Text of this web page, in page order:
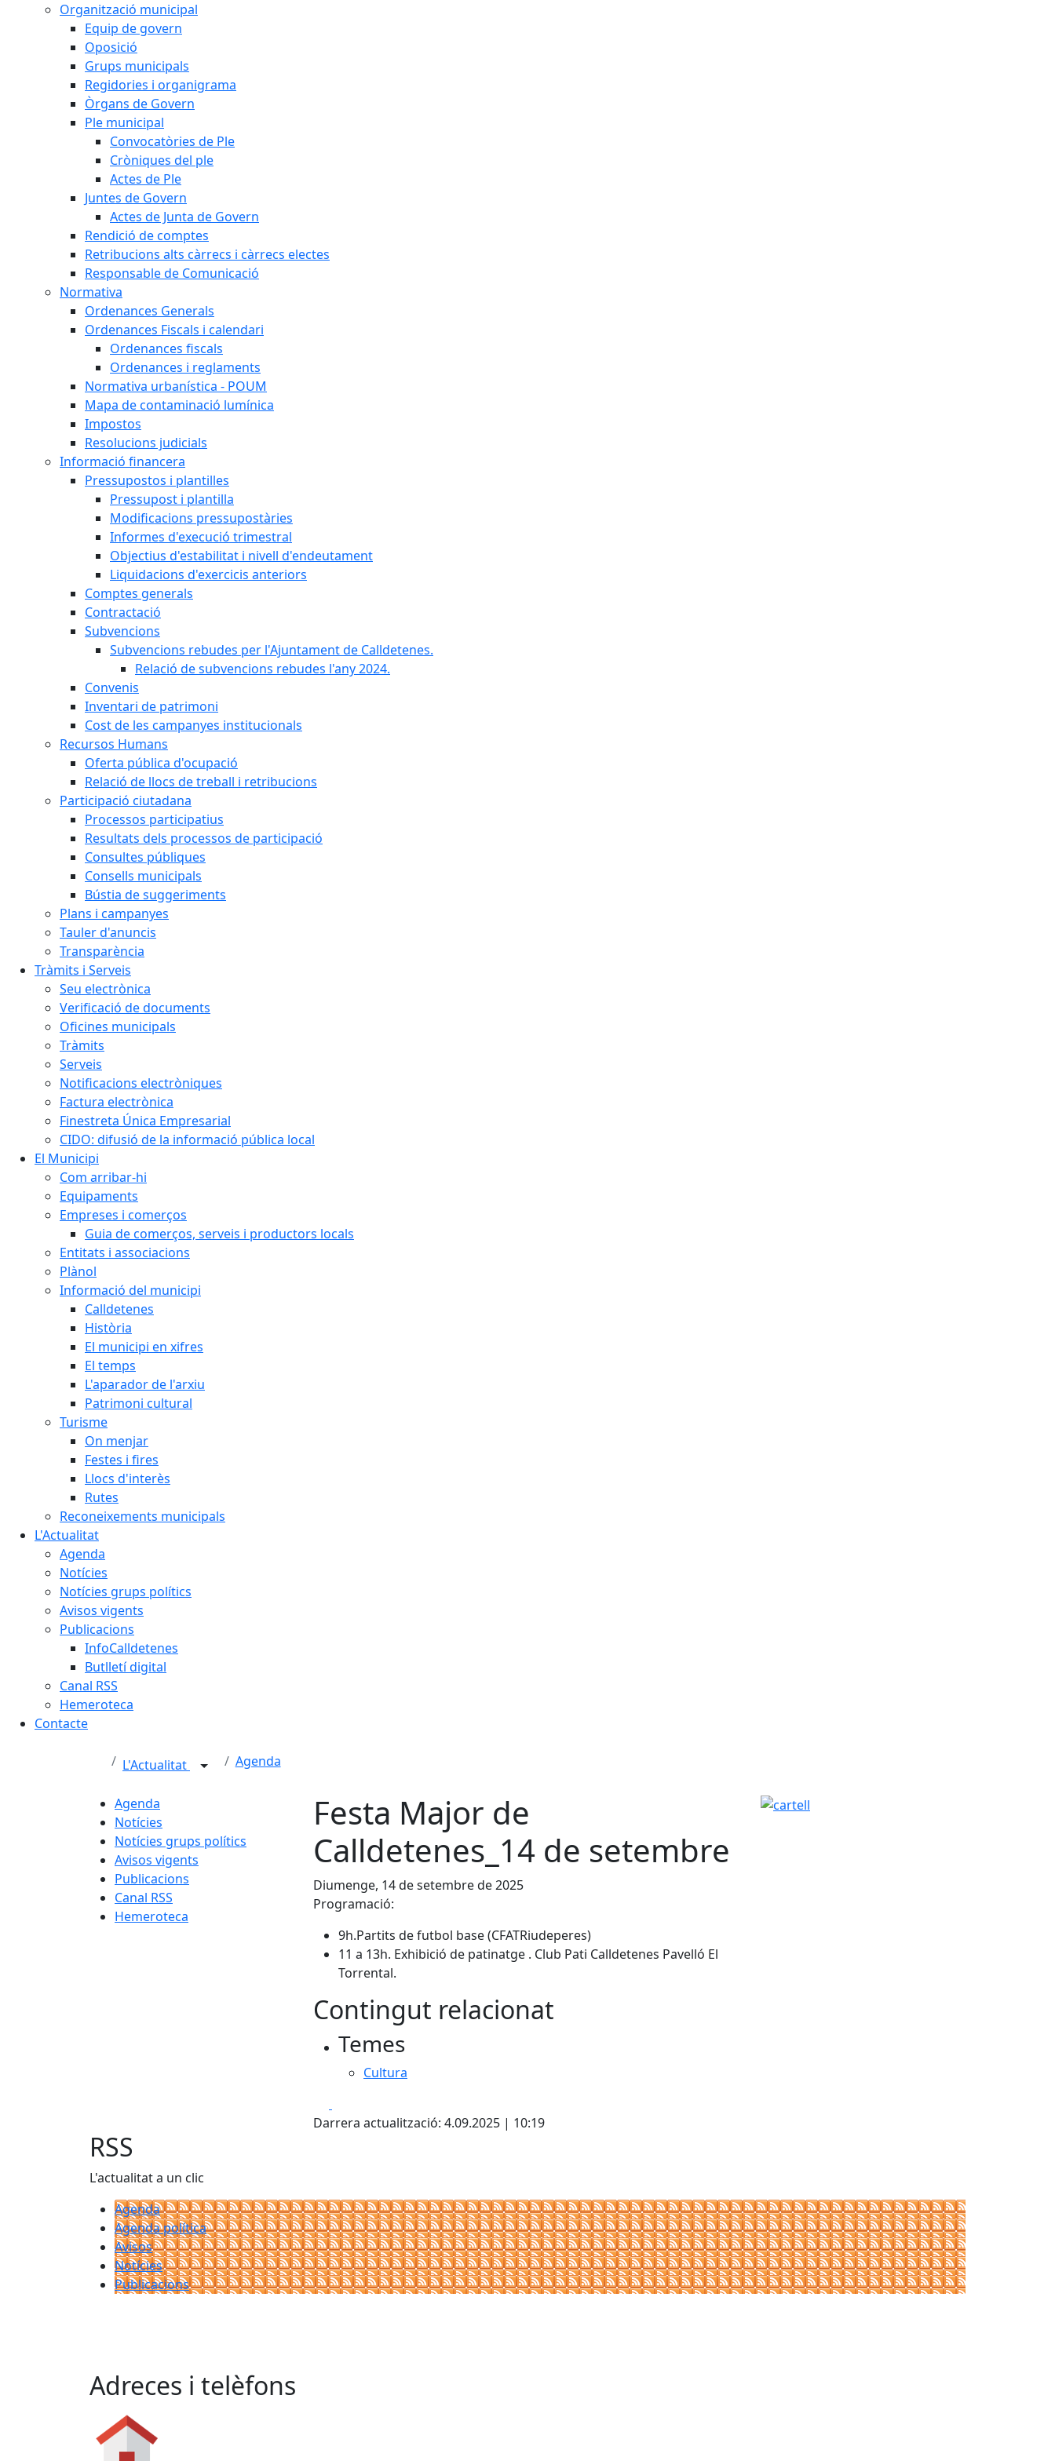
Organització municipal
Equip de govern
Oposició
Grups municipals
Regidories i organigrama
Òrgans de Govern
Ple municipal
Convocatòries de Ple
Cròniques del ple
Actes de Ple
Juntes de Govern
Actes de Junta de Govern
Rendició de comptes
Retribucions alts càrrecs i càrrecs electes
Responsable de Comunicació
Normativa
Ordenances Generals
Ordenances Fiscals i calendari
Ordenances fiscals
Ordenances i reglaments
Normativa urbanística - POUM
Mapa de contaminació lumínica
Impostos
Resolucions judicials
Informació financera
Pressupostos i plantilles
Pressupost i plantilla
Modificacions pressupostàries
Informes d'execució trimestral
Objectius d'estabilitat i nivell d'endeutament
Liquidacions d'exercicis anteriors
Comptes generals
Contractació
Subvencions
Subvencions rebudes per l'Ajuntament de Calldetenes.
Relació de subvencions rebudes l'any 2024.
Convenis
Inventari de patrimoni
Cost de les campanyes institucionals
Recursos Humans
Oferta pública d'ocupació
Relació de llocs de treball i retribucions
Participació ciutadana
Processos participatius
Resultats dels processos de participació
Consultes públiques
Consells municipals
Bústia de suggeriments
Plans i campanyes
Tauler d'anuncis
Transparència
Tràmits i Serveis
Seu electrònica
Verificació de documents
Oficines municipals
Tràmits
Serveis
Notificacions electròniques
Factura electrònica
Finestreta Única Empresarial
CIDO: difusió de la informació pública local
El Municipi
Com arribar-hi
Equipaments
Empreses i comerços
Guia de comerços, serveis i productors locals
Entitats i associacions
Plànol
Informació del municipi
Calldetenes
Història
El municipi en xifres
El temps
L'aparador de l'arxiu
Patrimoni cultural
Turisme
On menjar
Festes i fires
Llocs d'interès
Rutes
Reconeixements municipals
L'Actualitat
Agenda
Notícies
Notícies grups polítics
Avisos vigents
Publicacions
InfoCalldetenes
Butlletí digital
Canal RSS
Hemeroteca
Contacte
L'Actualitat Agenda
Agenda
Notícies
Notícies grups polítics
Avisos vigents
Publicacions
Canal RSS
Hemeroteca
Festa Major de
Calldetenes_14 de setembre
Diumenge, 14 de setembre de 2025
Programació:
9h.Partits de futbol base (CFATRiudeperes)
11 a 13h. Exhibició de patinatge . Club Pati Calldetenes Pavelló El
Torrental.
Contingut relacionat
Temes
Cultura
Darrera actualització: 4.09.2025 | 10:19
cartell
RSS
L'actualitat a un clic
Agenda
Agenda política
Avisos
Notícies
Publicacions
Adreces i telèfons